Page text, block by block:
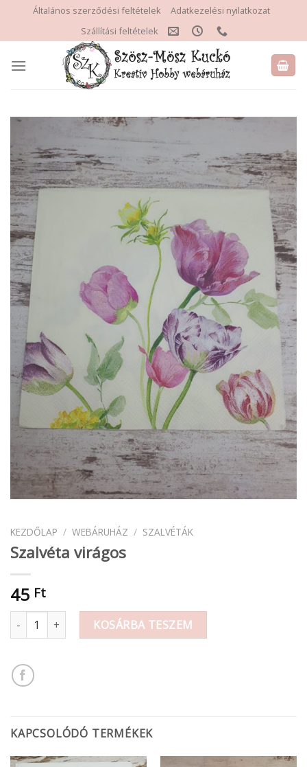
content
Általános szerződési feltételek
Adatkezelési nyilatkozat
Szállítási feltételek
KEZDŐLAP / WEBÁRUHÁZ / SZALVÉTÁK
Szalvéta virágos
45 Ft
Szalvéta virágos mennyiségKOSÁRBA TESZEM
KAPCSOLÓDÓ TERMÉKEK